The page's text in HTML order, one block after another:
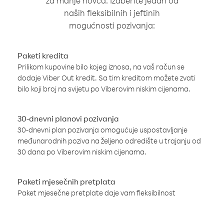
naših fleksibilnih i jeftinih
mogućnosti pozivanja:
Paketi kredita
Prilikom kupovine bilo kojeg iznosa, na vaš račun se
dodaje Viber Out kredit. Sa tim kreditom možete zvati
bilo koji broj na svijetu po Viberovim niskim cijenama.
30-dnevni planovi pozivanja
30-dnevni plan pozivanja omogućuje uspostavljanje
međunarodnih poziva na željeno odredište u trajanju od
30 dana po Viberovim niskim cijenama.
Paketi mjesečnih pretplata
Paket mjesečne pretplate daje vam fleksibilnost